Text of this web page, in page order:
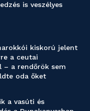
is veszélyes
kiskorú jelent
a ceutai
– a rendőrök sem
oda őket
a vasúti és